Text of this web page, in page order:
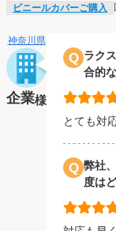
ビニールカバーご購入
神奈川県
企業様
Q ラク
合的
とても対
Q 弊社
度は